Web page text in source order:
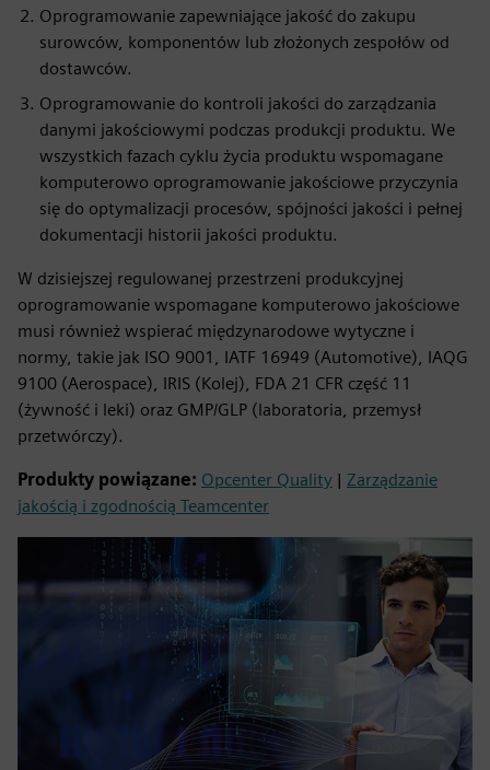
Oprogramowanie zapewniające jakość do zakupu
surowców, komponentów lub złożonych zespołów od
dostawców.
Oprogramowanie do kontroli jakości do zarządzania
danymi jakościowymi podczas produkcji produktu. We
wszystkich fazach cyklu życia produktu wspomagane
komputerowo oprogramowanie jakościowe przyczynia
się do optymalizacji procesów, spójności jakości i pełnej
dokumentacji historii jakości produktu.
W dzisiejszej regulowanej przestrzeni produkcyjnej
oprogramowanie wspomagane komputerowo jakościowe
musi również wspierać międzynarodowe wytyczne i
normy, takie jak ISO 9001, IATF 16949 (Automotive), IAQG
9100 (Aerospace), IRIS (Kolej), FDA 21 CFR część 11
(żywność i leki) oraz GMP/GLP (laboratoria, przemysł
przetwórczy).
Produkty powiązane: Opcenter Quality | Zarządzanie
jakością i zgodnością Teamcenter